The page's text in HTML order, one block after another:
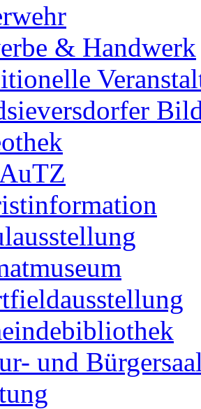
& Handwerk
und